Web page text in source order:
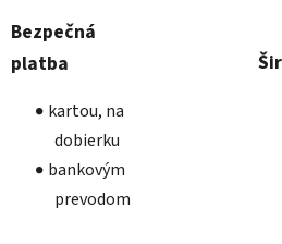
Bezpečná
platba
kartou, na
dobierku
bankovým
prevodom